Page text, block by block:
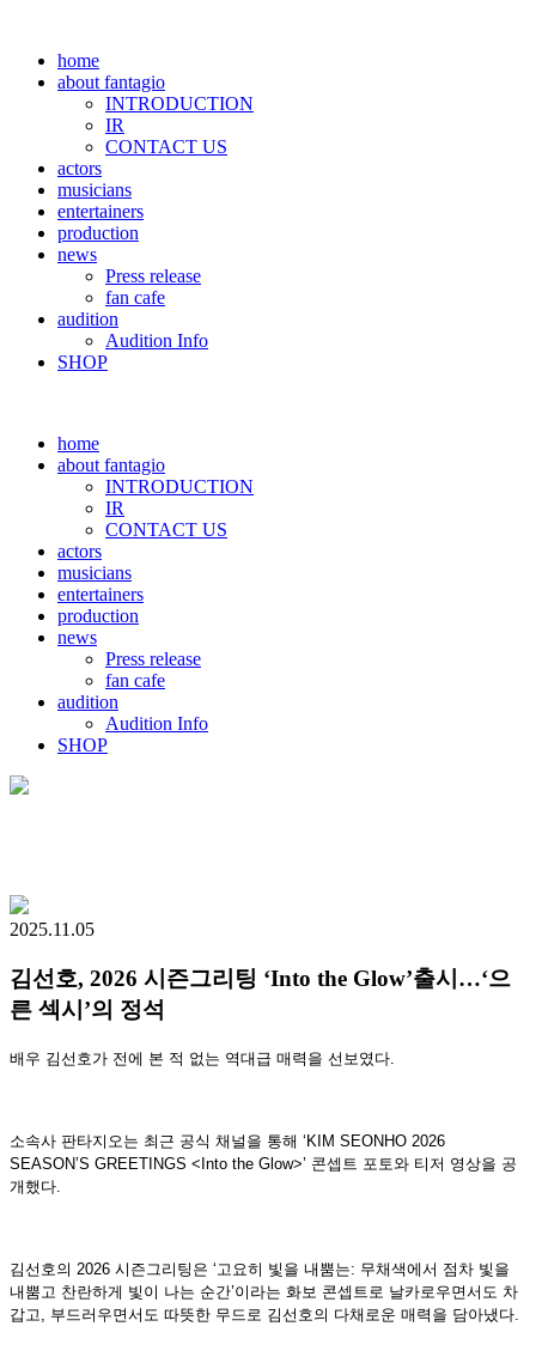
home
about fantagio
INTRODUCTION
IR
CONTACT US
actors
musicians
entertainers
production
news
Press release
fan cafe
audition
Audition Info
SHOP
home
about fantagio
INTRODUCTION
IR
CONTACT US
actors
musicians
entertainers
production
news
Press release
fan cafe
audition
Audition Info
SHOP
2025.11.05
김선호, 2026 시즌그리팅 ‘Into the Glow’출시…‘으
른 섹시’의 정석
배우 김선호가 전에 본 적 없는 역대급 매력을 선보였다.
소속사 판타지오는 최근 공식 채널을 통해 ‘KIM SEONHO 2026
SEASON’S GREETINGS <Into the Glow>’ 콘셉트 포토와 티저 영상을 공
개했다.
김선호의 2026 시즌그리팅은 ‘고요히 빛을 내뿜는: 무채색에서 점차 빛을
내뿜고 찬란하게 빛이 나는 순간’이라는 화보 콘셉트로 날카로우면서도 차
갑고, 부드러우면서도 따뜻한 무드로 김선호의 다채로운 매력을 담아냈다.